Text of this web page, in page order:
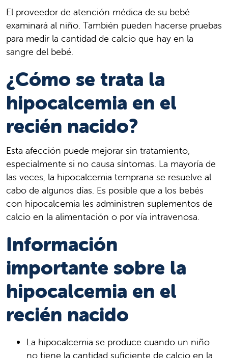
El proveedor de atención médica de su bebé
examinará al niño. También pueden hacerse pruebas
para medir la cantidad de calcio que hay en la
sangre del bebé.
¿Cómo se trata la
hipocalcemia en el
recién nacido?
Esta afección puede mejorar sin tratamiento,
especialmente si no causa síntomas. La mayoría de
las veces, la hipocalcemia temprana se resuelve al
cabo de algunos días. Es posible que a los bebés
con hipocalcemia les administren suplementos de
calcio en la alimentación o por vía intravenosa.
Información
importante sobre la
hipocalcemia en el
recién nacido
La hipocalcemia se produce cuando un niño
no tiene la cantidad suficiente de calcio en la